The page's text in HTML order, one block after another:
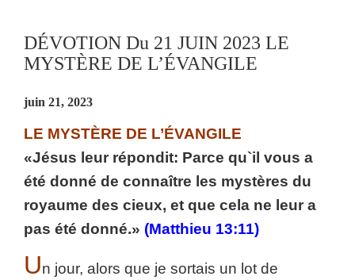
DÉVOTION Du 21 JUIN 2023 LE
MYSTÈRE DE L’ÉVANGILE
juin 21, 2023
LE MYSTÈRE DE L’ÉVANGILE
«Jésus leur répondit: Parce qu`il vous a
été donné de connaître les mystères du
royaume des cieux, et que cela ne leur a
pas été donné.» (Matthieu 13:11)
Un jour, alors que je sortais un lot de